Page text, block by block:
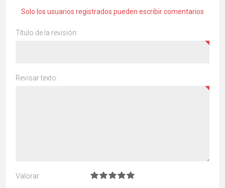
Solo los usuarios registrados pueden escribir comentarios
Título de la revisión:
Revisar texto:
Valorar: